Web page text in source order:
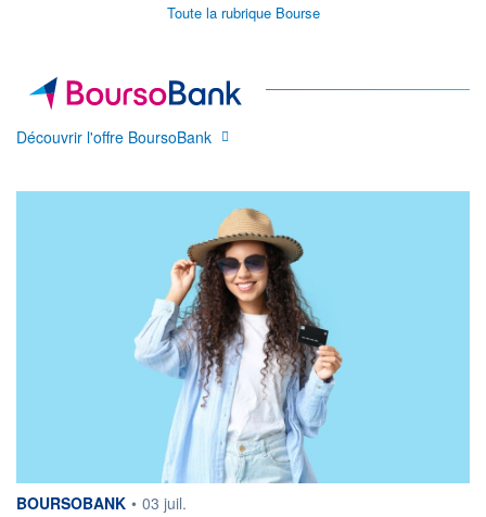
Toute la rubrique Bourse
Découvrir l'offre BoursoBank
information fournie par
BOURSOBANK • 03 juil.